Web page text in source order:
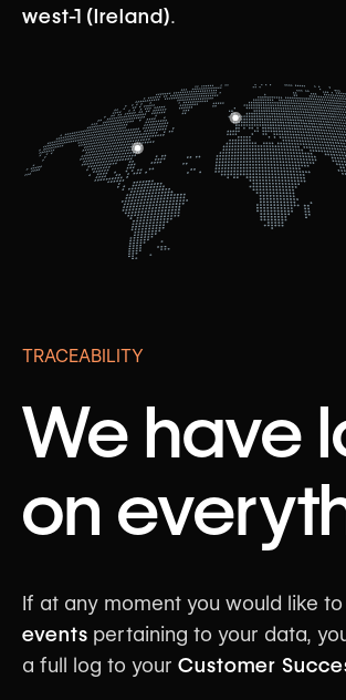
west-1 (Ireland).
TRACEABILITY
We have
on
If at any moment you would like
events pertaining to your data,
a full log to your Customer